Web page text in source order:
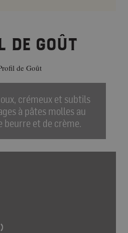
DE GOÛT
crémeux et subtils
à pâtes molles au
beurre et de crème.